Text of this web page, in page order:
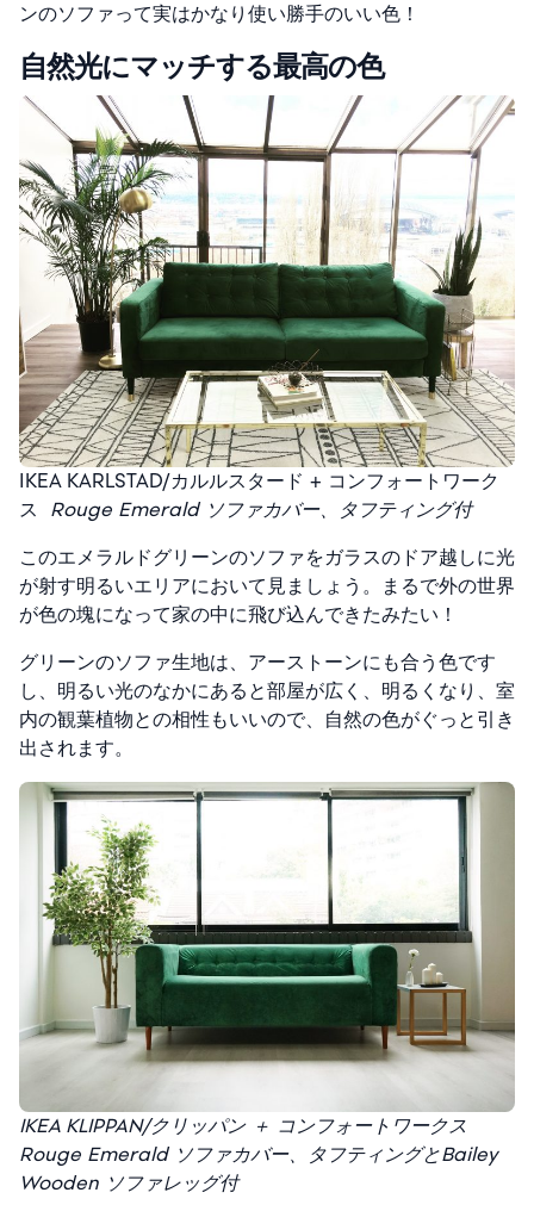
ンのソファって実はかなり使い勝手のいい色！
自然光にマッチする最高の色
IKEA KARLSTAD/カルルスタード + コンフォートワーク
ス
Rouge Emerald ソファカバー、タフティング付
このエメラルドグリーンのソファをガラスのドア越しに光
が射す明るいエリアにおいて見ましょう。まるで外の世界
が色の塊になって家の中に飛び込んできたみたい！
グリーンのソファ生地は、アーストーンにも合う色です
し、明るい光のなかにあると部屋が広く、明るくなり、室
内の観葉植物との相性もいいので、自然の色がぐっと引き
出されます。
IKEA KLIPPAN/クリッパン ＋ コンフォートワークス
Rouge Emerald ソファカバー、タフティングとBailey
Wooden ソファレッグ付